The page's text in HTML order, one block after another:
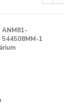
ANM81-
544508MM-1